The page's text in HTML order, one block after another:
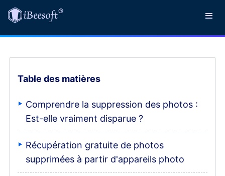
Table des matières
Comprendre la suppression des photos :
Est-elle vraiment disparue ?
Récupération gratuite de photos
supprimées à partir d'appareils photo